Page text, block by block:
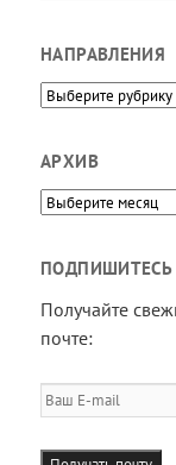
НАПРАВЛЕНИЯ
Направления
АРХИВ
Архив
ПОДПИШИТЕСЬ
Получайте
почте:
Ваш
E-
mail